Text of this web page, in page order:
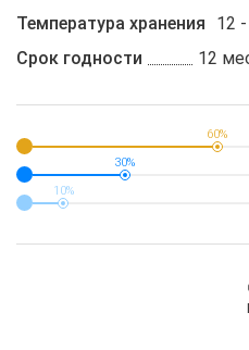
Температура хранения
12 -
Срок годности
12
60%
30%
10%